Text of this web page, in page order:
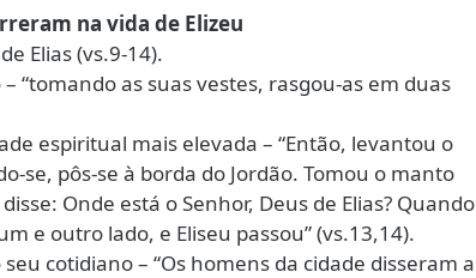
na vida de Elizeu
Elias (vs.9-14).
“tomando as suas vestes, rasgou-as em duas
espiritual mais elevada – “Então, levantou o
se, pôs-se à borda do Jordão. Tomou o manto
Onde está o Senhor, Deus de Elias? Quando
e outro lado, e Eliseu passou” (vs.13,14).
cotidiano – “Os homens da cidade disseram a